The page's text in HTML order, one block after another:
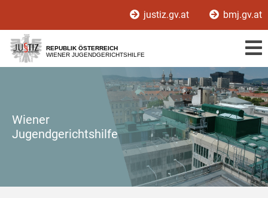
[1]
[2]
justiz.gv.at bmj.gv.at
REPUBLIK ÖSTERREICH
WIENER JUGENDGERICHTSHILFE
Wiener
Jugendgerichtshilfe